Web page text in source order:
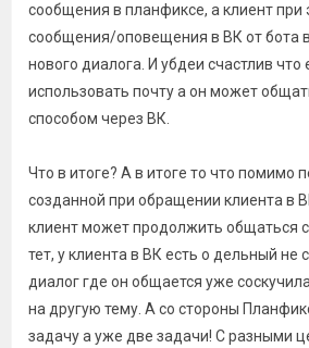
сообщения в планфиксе, а клиент при
сообщения/оповещения в ВК от бота
нового диалога. И убдеи счастлив
использовать почту а он может
способом через ВК.
Что в итоге? А в итоге то что помимо
созданной при обращении клиента в
клиент может продолжить общаться
тет, у клиента в ВК есть о дельный не
диалог где он общается уже
на другую тему. А со стороны
задачу а уже две задачи! С разными